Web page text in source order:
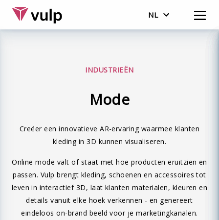
NL
INDUSTRIEËN
Mode
Creëer een innovatieve AR-ervaring waarmee klanten
kleding in 3D kunnen visualiseren.
Online mode valt of staat met hoe producten eruitzien en
passen. Vulp brengt kleding, schoenen en accessoires tot
leven in interactief 3D, laat klanten materialen, kleuren en
details vanuit elke hoek verkennen - en genereert
eindeloos on-brand beeld voor je marketingkanalen.